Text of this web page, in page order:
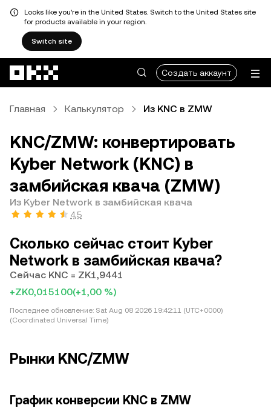
Looks like you're in the United States. Switch to the United States site
for products available in your region.
Switch site
Создать аккаунт
Главная Калькулятор Из KNC в ZMW
KNC/ZMW: конвертировать
Kyber Network (KNC) в
замбийская квача (ZMW)
Из Kyber Network в замбийская квача
4,5
Сколько сейчас стоит Kyber
Network в замбийская квача?
Сейчас KNC = ZK1,9441
+ZK0,015100(+1,00 %)
Последнее обновление: Sat Aug 08 2026 19:42:11 (UTC+0000)
(Coordinated Universal Time)
Рынки KNC/ZMW
График конверсии KNC в ZMW